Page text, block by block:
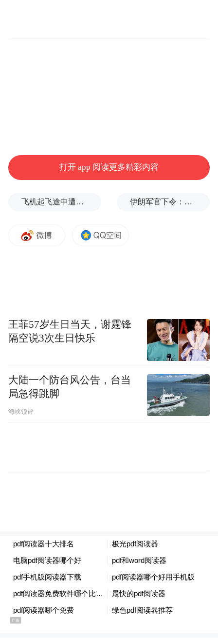
发明PC”的核心位置，这也呼应了郭明錤此前
提出的核心观点：推动设备端AI升级换机潮
的关键，在于操作系统。
在6月8日举行的WWDC将如何回应设备端AI
的开发与出货时间表出现任何变动，也不会
削弱这两家公司在AI基础设施领域的强劲增
长动能。相比之下，消费电子业务几乎构成
前消费电子创新趋势的主轴。因此，苹果除
了需要提出具有吸引力的叙事之外，还需要
给出明确的落地规划，例如更完善的开发工
(本文章版权归凤凰网所有，未经授权，不得转载)
打开 app 阅读更多精彩内容
飞机起飞途中遭雷击！航班滞留3小时临时换机 伊朗军官下令：如果美军踏上我国领土，就砍掉他们脚！
王菲57岁生日当天，谢霆锋
隔空说3次生日快乐
大陆一个防台风公告，台当
局急得跳脚
海峡锐评